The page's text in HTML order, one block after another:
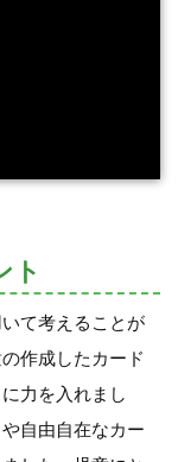
ト
て考えることが
作成したカード
力を入れまし
自由自在なカー